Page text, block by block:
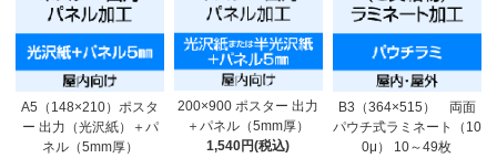
A5（148×210）ポスタ
ー 出力（光沢紙）＋パ
ネル（5mm厚）
200×900 ポスター 出力
＋パネル（5mm厚）
1,540円(税込)
B3（364×515） 両面
パウチ式ラミネート（10
0μ） 10～49枚